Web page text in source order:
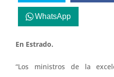
WhatsApp
En Estrado.
“Los ministros de la